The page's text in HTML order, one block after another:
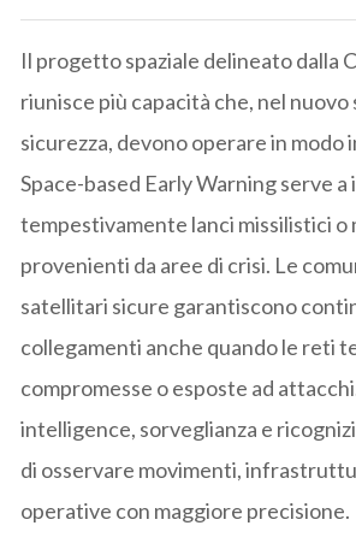
Il progetto spaziale delineato dalla
riunisce più capacità che, nel nuovo
sicurezza, devono operare in modo
Space-based Early Warning serve
tempestivamente lanci missilistici o
provenienti da aree di crisi. Le
satellitari sicure garantiscono
collegamenti anche quando le reti
compromesse o esposte ad
intelligence, sorveglianza e
di osservare movimenti,
operative con maggiore precisione.